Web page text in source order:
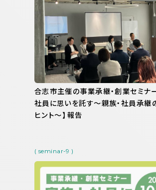
合志市主催の事業承継・創業セミナ
社員に思いを託す～親族・社員承継
ヒント～】報告
( seminar-9 )